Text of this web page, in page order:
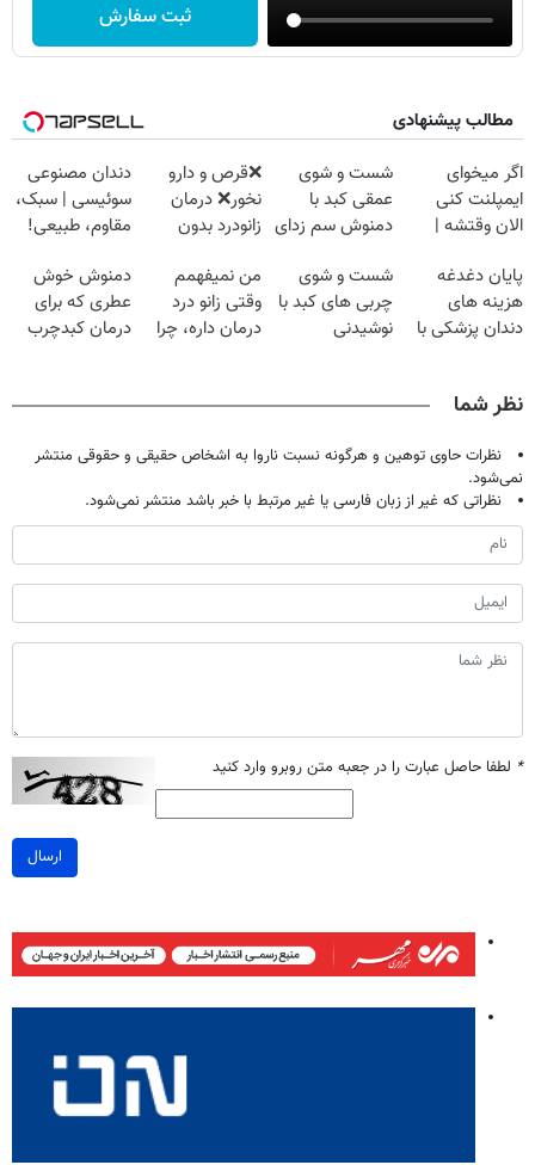
ثبت سفارش
مطالب پیشنهادی
اگر میخوای
ایمپلنت کنی
الان وقتشه |
میلیون تومان!!!
شست و شوی
عمقی کبد با
دمنوش سم زدای
❌قرص‌ و دارو
نخور❌ درمان
زانودرد بدون
دندان مصنوعی
سوئیسی | سبک،
مقاوم، طبیعی!
رایگان+پرداخت
اقساطی😍
پایان دغدغه
هزینه های
دندان پزشکی با
شست و شوی
چربی های کبد با
نوشیدنی
من نمیفهمم
وقتی زانو درد
درمان داره، چرا
دمنوش خوش
عطری که برای
درمان کبدچرب
نظر شما
نظرات حاوی توهین و هرگونه نسبت ناروا به اشخاص حقیقی و حقوقی منتشر
نمی‌شود.
نظراتی که غیر از زبان فارسی یا غیر مرتبط با خبر باشد منتشر نمی‌شود.
* لطفا حاصل عبارت را در جعبه متن روبرو وارد کنید
ارسال